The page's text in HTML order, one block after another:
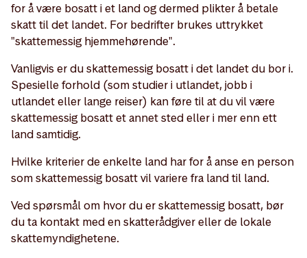
for å være bosatt i et land og dermed plikter å betale
skatt til det landet. For bedrifter brukes uttrykket
"skattemessig hjemmehørende".
Vanligvis er du skattemessig bosatt i det landet du bor i.
Spesielle forhold (som studier i utlandet, jobb i
utlandet eller lange reiser) kan føre til at du vil være
skattemessig bosatt et annet sted eller i mer enn ett
land samtidig.
Hvilke kriterier de enkelte land har for å anse en person
som skattemessig bosatt vil variere fra land til land.
Ved spørsmål om hvor du er skattemessig bosatt, bør
du ta kontakt med en skatterådgiver eller de lokale
skattemyndighetene.